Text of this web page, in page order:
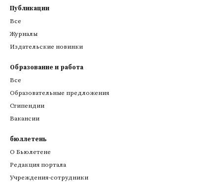
Публикации
Все
Журналы
Издательские новинки
Образование и работа
Все
Образовательные предложения
Стипендии
Вакансии
бюллетень
О Бьюлетене
Редакция портала
Учреждения-сотрудники